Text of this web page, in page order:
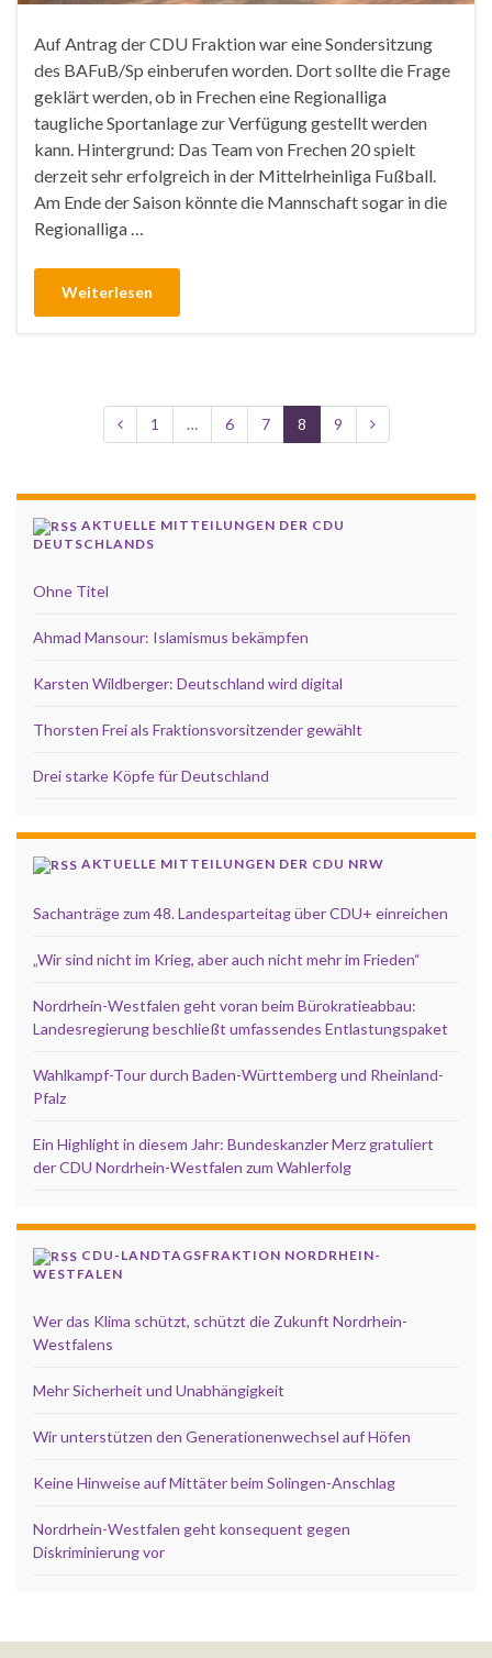
Auf Antrag der CDU Fraktion war eine Sondersitzung
des BAFuB/Sp einberufen worden. Dort sollte die Frage
geklärt werden, ob in Frechen eine Regionalliga
taugliche Sportanlage zur Verfügung gestellt werden
kann. Hintergrund: Das Team von Frechen 20 spielt
derzeit sehr erfolgreich in der Mittelrheinliga Fußball.
Am Ende der Saison könnte die Mannschaft sogar in die
Regionalliga …
Weiterlesen
1 … 6 7 8 9
AKTUELLE MITTEILUNGEN DER CDU
DEUTSCHLANDS
Ohne Titel
Ahmad Mansour: Islamismus bekämpfen
Karsten Wildberger: Deutschland wird digital
Thorsten Frei als Fraktionsvorsitzender gewählt
Drei starke Köpfe für Deutschland
AKTUELLE MITTEILUNGEN DER CDU NRW
Sachanträge zum 48. Landesparteitag über CDU+ einreichen
„Wir sind nicht im Krieg, aber auch nicht mehr im Frieden“
Nordrhein-Westfalen geht voran beim Bürokratieabbau:
Landesregierung beschließt umfassendes Entlastungspaket
Wahlkampf-Tour durch Baden-Württemberg und Rheinland-
Pfalz
Ein Highlight in diesem Jahr: Bundeskanzler Merz gratuliert
der CDU Nordrhein-Westfalen zum Wahlerfolg
CDU-LANDTAGSFRAKTION NORDRHEIN-
WESTFALEN
Wer das Klima schützt, schützt die Zukunft Nordrhein-
Westfalens
Mehr Sicherheit und Unabhängigkeit
Wir unterstützen den Generationenwechsel auf Höfen
Keine Hinweise auf Mittäter beim Solingen-Anschlag
Nordrhein-Westfalen geht konsequent gegen
Diskriminierung vor